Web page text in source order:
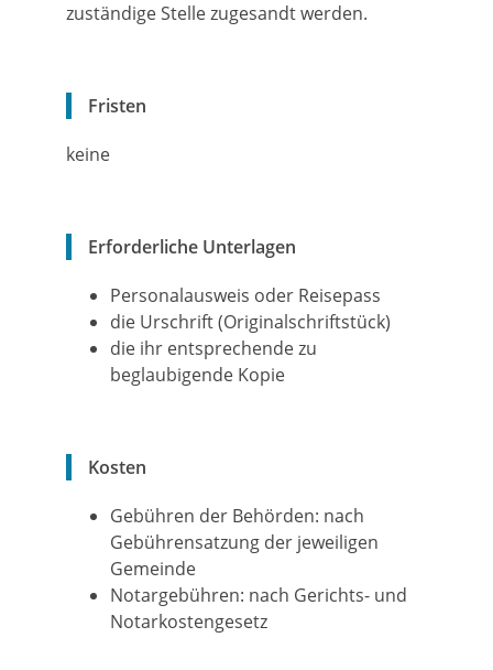
zuständige Stelle zugesandt werden.
Fristen
keine
Erforderliche Unterlagen
Personalausweis oder Reisepass
die Urschrift (Originalschriftstück)
die ihr entsprechende zu
beglaubigende Kopie
Kosten
Gebühren der Behörden: nach
Gebührensatzung der jeweiligen
Gemeinde
Notargebühren: nach Gerichts- und
Notarkostengesetz